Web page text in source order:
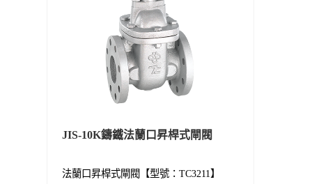
JIS-10K鑄鐵法蘭口昇桿式閘閥
法蘭口昇桿式閘閥【型號：TC3211】